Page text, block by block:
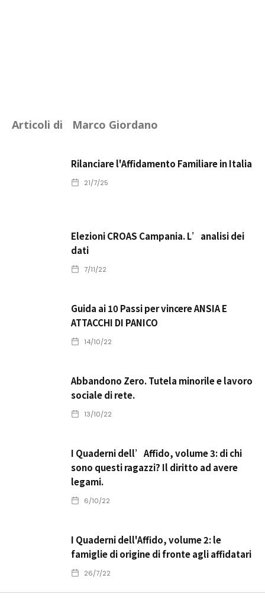
Articoli di Marco Giordano
Rilanciare l'Affidamento Familiare in Italia
21/7/25
Elezioni CROAS Campania. L’analisi dei
dati
7/11/22
Guida ai 10 Passi per vincere ANSIA E
ATTACCHI DI PANICO
14/10/22
Abbandono Zero. Tutela minorile e lavoro
sociale di rete.
13/10/22
I Quaderni dell’Affido, volume 3: di chi
sono questi ragazzi? Il diritto ad avere
legami.
6/10/22
I Quaderni dell'Affido, volume 2: le
famiglie di origine di fronte agli affidatari
26/7/22